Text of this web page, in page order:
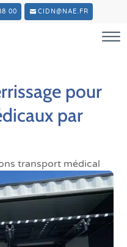
00 CIDN@NAE.FR
pour
par
transport médical